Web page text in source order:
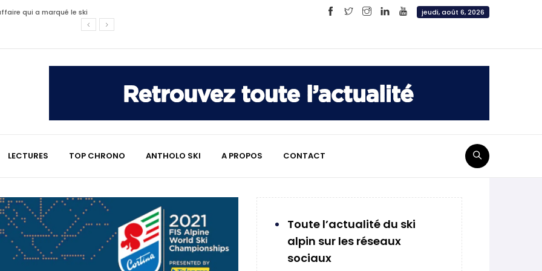
qui a marqué le ski
chrono
Hugo Desgrippes nous
jeudi, août 6, 2026
LECTURES TOP CHRONO ANTHOLO SKI A PROPOS CONTACT
Toute l’actualité du ski
alpin sur les réseaux
sociaux